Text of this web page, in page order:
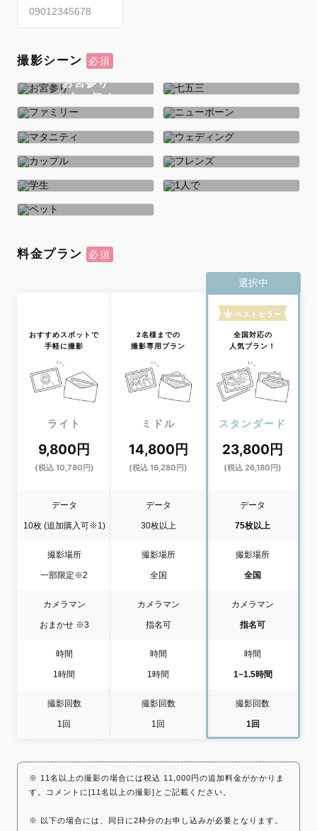
撮影シーン
お宮参り
お食い初め
七五三
ファミリー ニューボーン
マタニティ ウェディング
カップル フレンズ
学生
料金プラン
おすすめスポットで
手軽に撮影
ライト
9,800円
(税込 10,780円)
データ
10枚 (追加購入可※1)
撮影場所
一部限定※2
カメラマン
おまかせ ※3
時間
1時間
撮影回数
1回
2名様までの
撮影専用プラン
ミドル
14,800円
(税込 16,280円)
データ
30枚以上
撮影場所
全国
カメラマン
指名可
時間
1時間
撮影回数
1回
選択中
ベストセラー
全国対応の
人気プラン！
スタンダード
23,800円
(税込 26,180円)
データ
75枚以上
撮影場所
全国
カメラマン
指名可
時間
1~1.5時間
撮影回数
1回
※ 11名以上の撮影の場合には税込 11,000円の追加料金がかかりま
す。コメントに[11名以上の撮影]とご記載ください。
※ 以下の場合には、同日に2枠分のお申し込みが必要となります。